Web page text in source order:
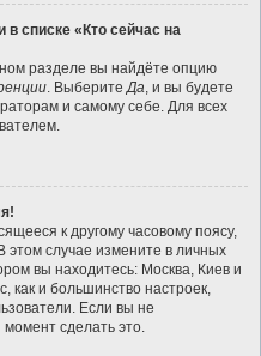
в списке «Кто сейчас на
разделе вы найдёте опцию
. ВыберитеДа, и вы будете
и самому себе. Для всех
к другому часовому поясу,
этом случае измените в личных
вы находитесь: Москва, Киев и
как и большинство настроек,
Если вы не
сделать это.